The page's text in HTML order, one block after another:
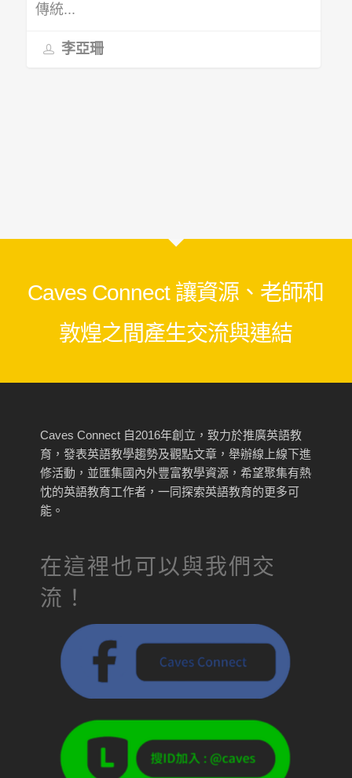
傳統...
李亞珊
Caves Connect 讓資源、老師和
敦煌之間產生交流與連結
Caves Connect 自2016年創立，致力於推廣英語教
育，發表英語教學趨勢及觀點文章，舉辦線上線下進
修活動，並匯集國內外豐富教學資源，希望聚集有熱
忱的英語教育工作者，一同探索英語教育的更多可
能。
在這裡也可以與我們交
流！